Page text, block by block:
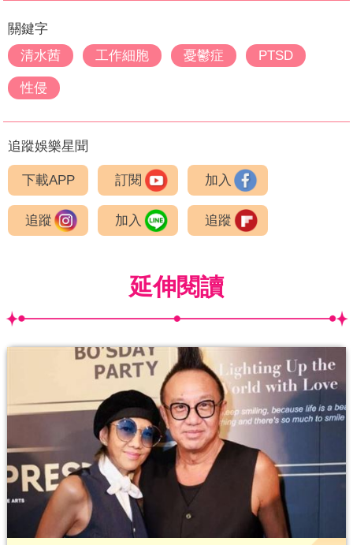
關鍵字
清水茜
工作細胞 憂鬱症 PTSD
性侵
追蹤娛樂星聞
下載APP 訂閱 加入
追蹤 加入 追蹤
延伸閱讀